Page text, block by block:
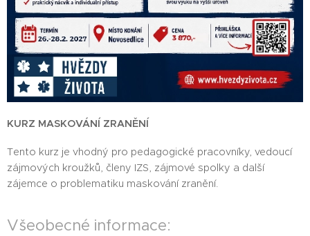
KURZ MASKOVÁNÍ ZRANĚNÍ
Tento kurz je vhodný pro pedagogické pracovníky, vedoucí
zájmových kroužků, členy IZS, zájmové spolky a další
zájemce o problematiku maskování zranění.
Všeobecné informace: